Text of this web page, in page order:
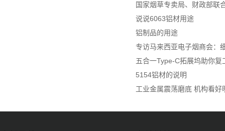
国家烟草专卖局、财政部联
说说6063铝材用途
铝制品的用途
专访马来西亚电子烟商会：
五合一Type-C拓展坞助你
5154铝材的说明
工业金属震荡磨底 机构看